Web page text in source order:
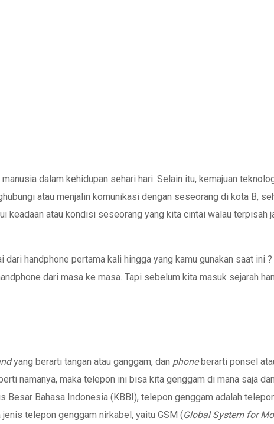
dalam kehidupan sehari hari. Selain itu, kemajuan
atau menjalin komunikasi dengan seseorang di kota B,
keadaan atau kondisi seseorang yang kita cintai walau terpisah
handphone pertama kali hingga yang kamu gunakan saat ini
dari masa ke masa. Tapi sebelum kita masuk sejarah
yang berarti tangan atau ganggam, dan phoneberarti ponsel
namanya, maka telepon ini bisa kita genggam di mana saja
Besar Bahasa Indonesia (KBBI), telepon genggam adalah
telepon genggam nirkabel, yaitu GSM (Global System for